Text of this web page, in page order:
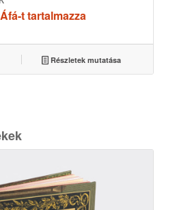
t tartalmazza
Részletek mutatása